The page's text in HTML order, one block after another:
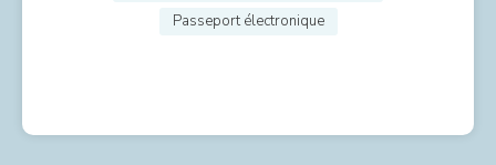
Passeport électronique